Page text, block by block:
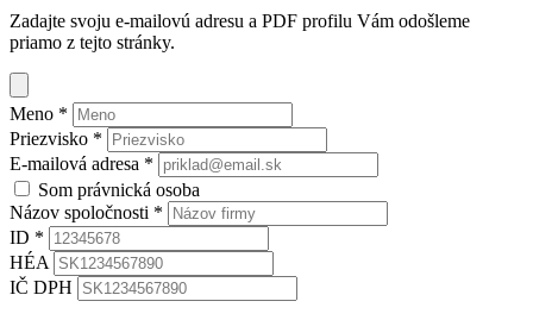
Zadajte svoju e-mailovú adresu a PDF profilu Vám odošleme
priamo z tejto stránky.
Meno *
Priezvisko *
E-mailová adresa *
Som právnická osoba
Názov spoločnosti *
ID *
HÉA
IČ DPH